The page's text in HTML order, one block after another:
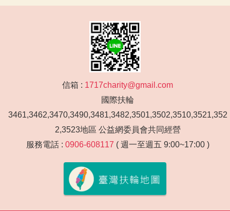
信箱 : 1717charity@gmail.com
國際扶輪
3461,3462,3470,3490,3481,3482,3501,3502,3510,3521,352
2,3523地區 公益網委員會共同經營
服務電話 : 0906-608117 ( 週一至週五 9:00~17:00 )